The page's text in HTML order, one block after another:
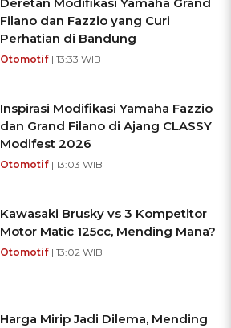
Filano dan Fazzio yang Curi
Perhatian di Bandung
Otomotif | 13:33 WIB
Inspirasi Modifikasi Yamaha Fazzio
dan Grand Filano di Ajang CLASSY
Modifest 2026
Otomotif | 13:03 WIB
Kawasaki Brusky vs 3 Kompetitor
Motor Matic 125cc, Mending Mana?
Otomotif | 13:02 WIB
Harga Mirip Jadi Dilema, Mending